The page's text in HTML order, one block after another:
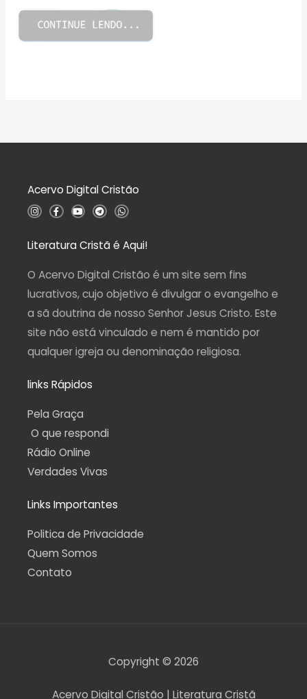
Acervo Digital Cristão
I
n
a
g
a
m
F
a
b
o
-
f
Y
o
u
b
T
e
g
r
m
W
h
s
a
p
Literatura Cristã é Aqui!
O Acervo Digital Cristão é um site sem fins
lucrativos, cujo objetivo é divulgar o evangelho e
a sã doutrina de nosso Senhor Jesus Cristo. Este
site não está vinculado e nem é mantido por
qualquer igreja ou denominação religiosa.
links Rápidos
Pela Graça
O que respondi
Rádio Online
Verdades Vivas
Links Importantes
Politica de Privacidade
Quem Somos
Contato
Copyright © 2026
Acervo Digital Cristão | Literatura Cristã